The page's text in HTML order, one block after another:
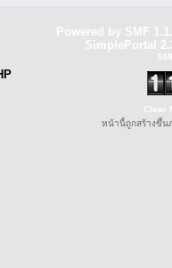
Powered by SMF
SimplePortal
Clear
หน้านี้ถูกสร้างขึ้น